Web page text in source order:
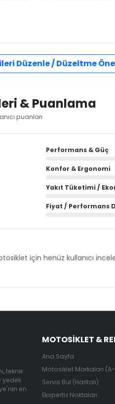
Düzenle / Düzeltme
& Puanlama
puanları
Performans & Güç
Konfor & Ergonomi
Yakıt Tüketimi /
Fiyat / Performans
için henüz kullanıcı
teknik
yedek
en
MOTOSIKLET &
Ana Sayfa
Motosiklet Markaları
Servis Bul (Haritalı)
Ekspertiz Noktaları